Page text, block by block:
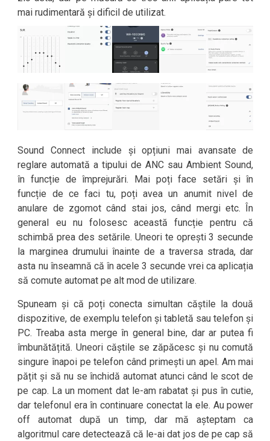
mai rudimentară și dificil de utilizat.
Sound Connect include și opțiuni mai avansate de
reglare automată a tipului de ANC sau Ambient Sound,
în funcție de împrejurări. Mai poți face setări și în
funcție de ce faci tu, poți avea un anumit nivel de
anulare de zgomot când stai jos, când mergi etc. În
general eu nu folosesc această funcție pentru că
schimbă prea des setările. Uneori te oprești 3 secunde
la marginea drumului înainte de a traversa strada, dar
asta nu înseamnă că în acele 3 secunde vrei ca aplicația
să comute automat pe alt mod de utilizare.
Spuneam și că poți conecta simultan căștile la două
dispozitive, de exemplu telefon și tabletă sau telefon și
PC. Treaba asta merge în general bine, dar ar putea fi
îmbunătățită. Uneori căștile se zăpăcesc și nu comută
singure înapoi pe telefon când primești un apel. Am mai
pățit și să nu se închidă automat atunci când le scot de
pe cap. La un moment dat le-am rabatat și pus în cutie,
dar telefonul era în continuare conectat la ele. Au power
off automat după un timp, dar mă așteptam ca
algoritmul care detectează că le-ai dat jos de pe cap să